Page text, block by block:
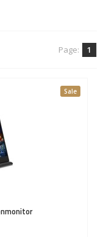
Page: 1
Sale